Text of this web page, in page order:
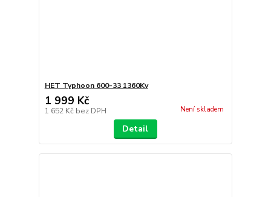
HET Typhoon 600-33 1360Kv
1 999 Kč
1 652 Kč bez DPH Není skladem
Detail